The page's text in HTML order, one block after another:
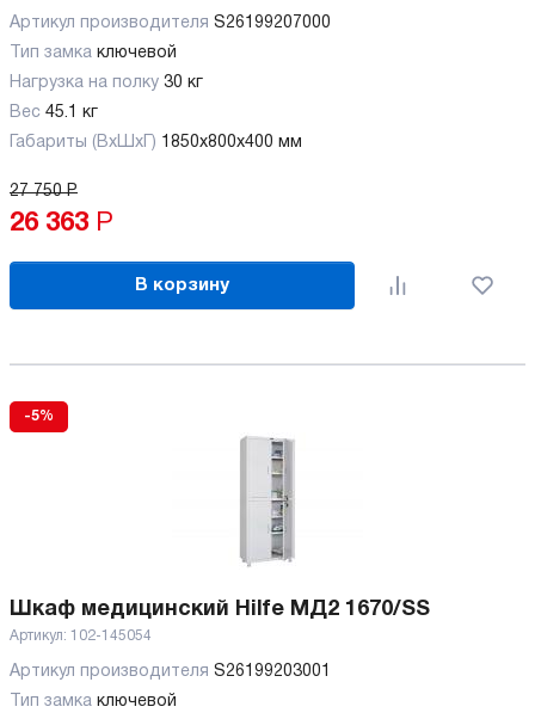
Артикул производителя S26199207000
Тип замка ключевой
Нагрузка на полку 30 кг
Вес 45.1 кг
Габариты (ВхШхГ) 1850x800x400 мм
27 750 Р
26 363 Р
В корзину
-5%
Шкаф медицинский Hilfe МД2 1670/SS
Артикул: 102-145054
Артикул производителя S26199203001
Тип замка ключевой